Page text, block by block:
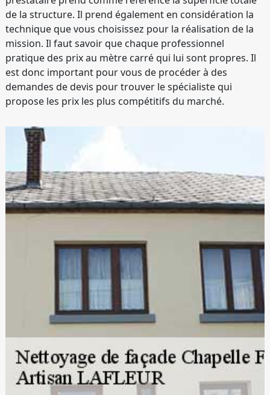
de la structure. Il prend également en considération la
technique que vous choisissez pour la réalisation de la
mission. Il faut savoir que chaque professionnel
pratique des prix au mètre carré qui lui sont propres. Il
est donc important pour vous de procéder à des
demandes de devis pour trouver le spécialiste qui
propose les prix les plus compétitifs du marché.